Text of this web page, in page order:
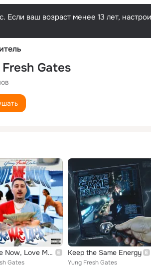
ваш возраст менее 13 лет,
Gates
Hate Me Now, Love Me Later
Gates
Keep the Same Energy
Yung Fresh Gates